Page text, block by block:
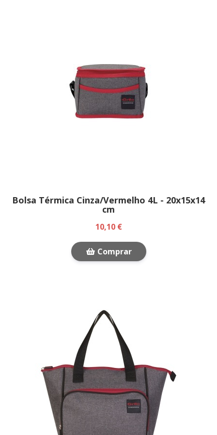
Bolsa Térmica Cinza/Vermelho 4L - 20x15x14
cm
10,10 €
Comprar